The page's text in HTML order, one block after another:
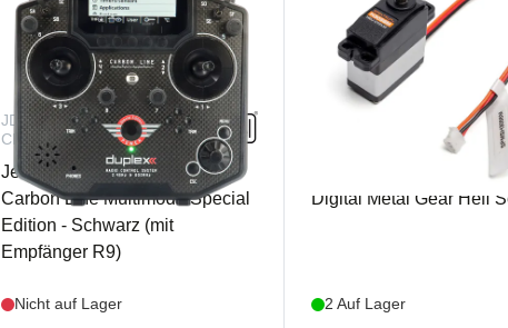
JDEX-TDS12-
CLXK26
Jeti - Sender Duplex DS-12
Carbon Line Multimode Special
Edition - Schwarz (mit
Empfänger R9)
Nicht auf Lager
Spektrum - H3056M
Digital Metal Gear Heli
2 Auf Lager